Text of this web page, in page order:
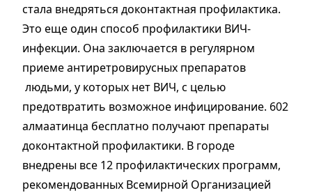
стала внедряться доконтактная профилактика.
Это еще один способ профилактики ВИЧ-
инфекции. Она заключается в регулярном
приеме антиретровирусных препаратов
людьми, у которых нет ВИЧ, с целью
предотвратить возможное инфицирование. 602
алмаатинца бесплатно получают препараты
доконтактной профилактики. В городе
внедрены все 12 профилактических программ,
рекомендованных Всемирной Организацией